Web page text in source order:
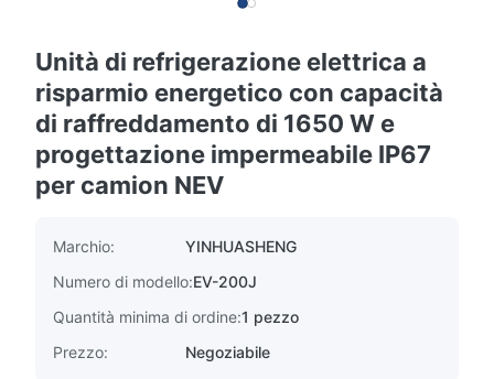
Unità di refrigerazione elettrica a
risparmio energetico con capacità
di raffreddamento di 1650 W e
progettazione impermeabile IP67
per camion NEV
Marchio:
YINHUASHENG
Numero di modello:EV-200J
Quantità minima di ordine:1 pezzo
Prezzo:
Negoziabile